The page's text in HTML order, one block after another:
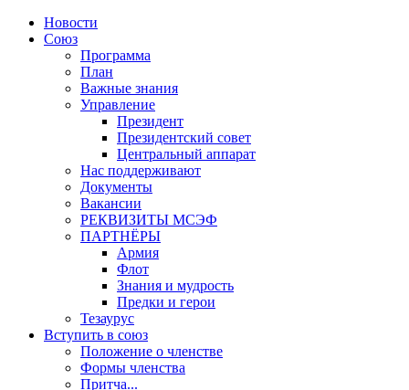
Новости
Союз
Программа
План
Важные знания
Управление
Президент
Президентский совет
Центральный аппарат
Нас поддерживают
Документы
Вакансии
РЕКВИЗИТЫ МСЭФ
ПАРТНЁРЫ
Армия
Флот
Знания и мудрость
Предки и герои
Тезаурус
Вступить в союз
Положение о членстве
Формы членства
Притча...